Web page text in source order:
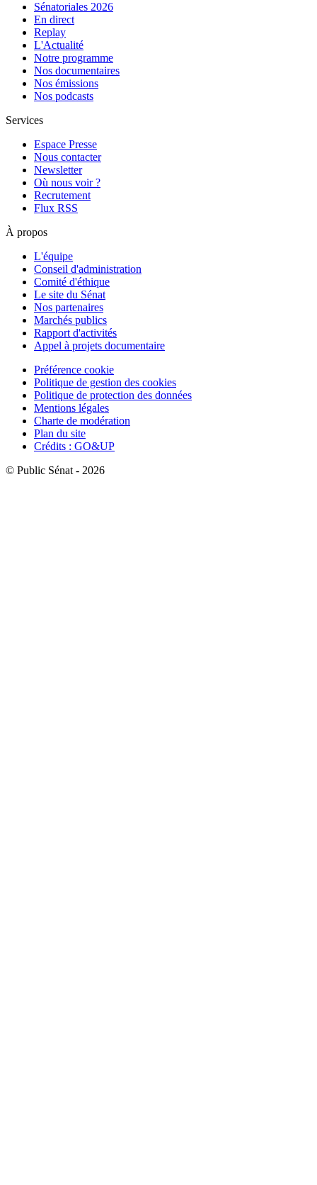
Sénatoriales 2026
En direct
Replay
L'Actualité
Notre programme
Nos documentaires
Nos émissions
Nos podcasts
Services
Espace Presse
Nous contacter
Newsletter
Où nous voir ?
Recrutement
Flux RSS
À propos
L'équipe
Conseil d'administration
Comité d'éthique
Le site du Sénat
Nos partenaires
Marchés publics
Rapport d'activités
Appel à projets documentaire
Préférence cookie
Politique de gestion des cookies
Politique de protection des données
Mentions légales
Charte de modération
Plan du site
Crédits : GO&UP
© Public Sénat - 2026